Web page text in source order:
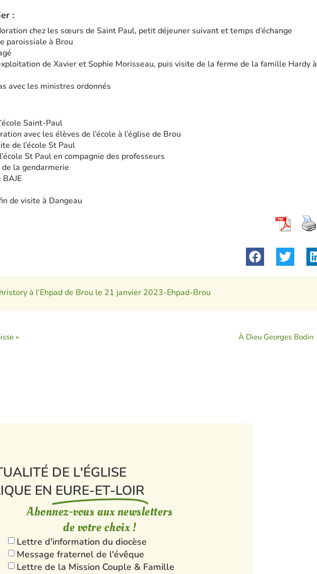
:
chez les sœurs de Saint Paul, petit déjeuner suivant et temps d’échange
paroissiale à Brou
de Xavier et Sophie Morisseau, puis visite de la ferme de la famille Hardy à
avec les ministres ordonnés
Saint-Paul
avec les élèves de l’école à l’église de Brou
de l’école St Paul
St Paul en compagnie des professeurs
la gendarmerie
de visite à Dangeau
à l’Ehpad de Brou le 21 janvier 2023-Ehpad-Brou
» À Dieu Georges Bodin
DE L'ÉGLISE
EN EURE-ET-LOIR
Abonnez-vous aux newsletters
de votre choix !
Lettre d'information du diocèse
Message fraternel de l'évêque
Lettre de la Mission Couple & Famille